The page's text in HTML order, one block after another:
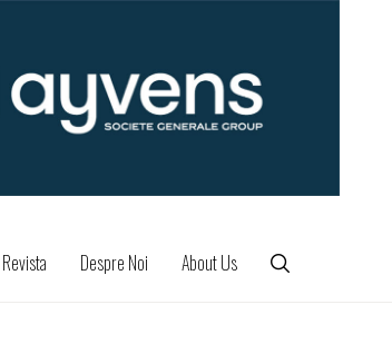
Revista Despre Noi About Us